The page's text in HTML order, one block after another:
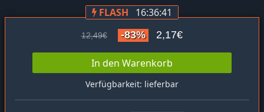
FLASH 16:36:41
12,49€ -83% 2,17€
In den Warenkorb
Verfügbarkeit: lieferbar